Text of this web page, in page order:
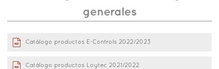
generales
Catálogo productos E-Controls 2022/2023
Catálogo productos Loytec 2021/2022